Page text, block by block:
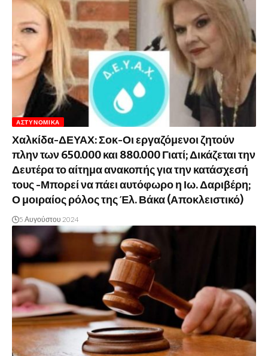
ΑΣΤΥΝΟΜΙΚΆ
Χαλκίδα-ΔΕΥΑΧ: Σοκ-Οι εργαζόμενοι ζητούν
πλην των 650.000 και 880.000 Γιατί; Δικάζεται την
Δευτέρα το αίτημα ανακοπής για την κατάσχεσή
τους -Μπορεί να πάει αυτόφωρο η Ιω. Δαριβέρη;
Ο μοιραίος ρόλος της Έλ. Βάκα (Αποκλειστικό)
5 Αυγούστου 2024